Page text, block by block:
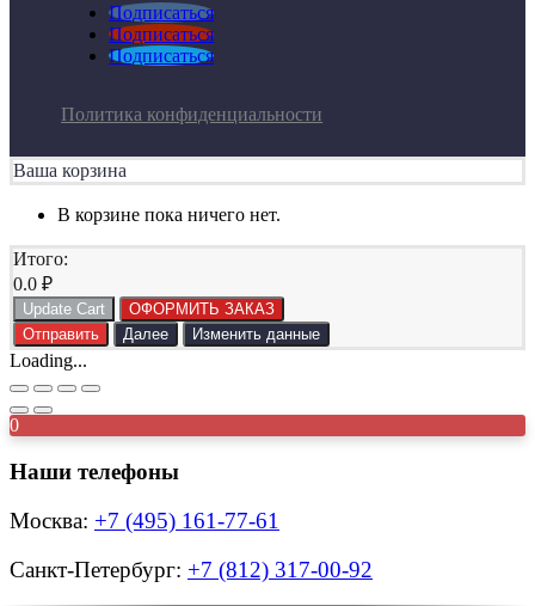
Подписаться
Подписаться
Подписаться
Политика конфиденциальности
Ваша корзина
В корзине пока ничего нет.
Итого:
0.0 ₽
Update Cart
ОФОРМИТЬ ЗАКАЗ
Отправить
Далее Изменить данные
Loading...
0
Наши телефоны
Москва: +7 (495) 161-77-61
Санкт-Петербург: +7 (812) 317-00-92